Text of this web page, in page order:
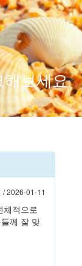
보세요
/ 2026-01-11
체적으로
께 잘 맞